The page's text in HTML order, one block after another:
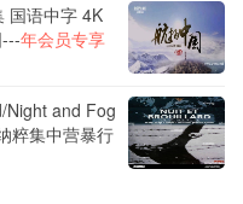
国语中字 4K
年会员专享
Night and Fog
粹集中营暴行